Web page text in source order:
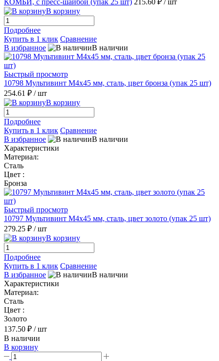
В корзину
Подробнее
Купить в 1 клик Сравнение
В избранное
В наличии
Быстрый просмотр
10798 Мультивинт М4х45 мм, сталь, цвет бронза (упак 25 шт)
254.61 ₽ / шт
В корзину
Подробнее
Купить в 1 клик Сравнение
В избранное
В наличии
Характеристики
Материал:
Сталь
Цвет :
Бронза
Быстрый просмотр
10797 Мультивинт М4х45 мм, сталь, цвет золото (упак 25 шт)
279.25 ₽ / шт
В корзину
Подробнее
Купить в 1 клик Сравнение
В избранное
В наличии
Характеристики
Материал:
Сталь
Цвет :
Золото
137.50 ₽ / шт
В наличии
В корзину